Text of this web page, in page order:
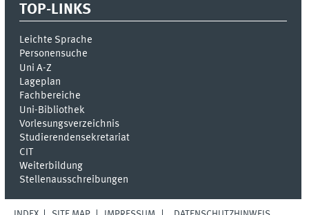
TOP-LINKS
Leichte Sprache
Personensuche
Uni A-Z
Lageplan
Fachbereiche
Uni-Bi­bli­o­thek
Vor­le­sungs­ver­zeich­nis
Stu­die­ren­den­se­kre­ta­ri­at
CIT
Weiterbildung
Stellenausschreibungen